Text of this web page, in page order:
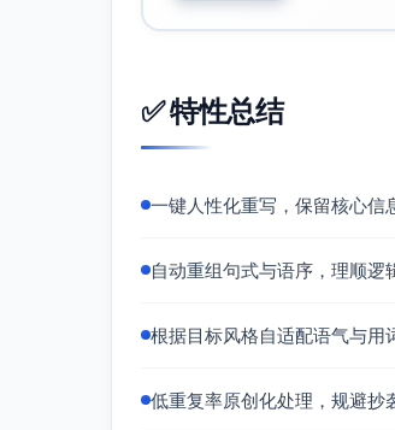
✅ 特性总结
一键人性化重写，保留核心信
自动重组句式与语序，理顺逻
根据目标风格自适配语气与用
低重复率原创化处理，规避抄